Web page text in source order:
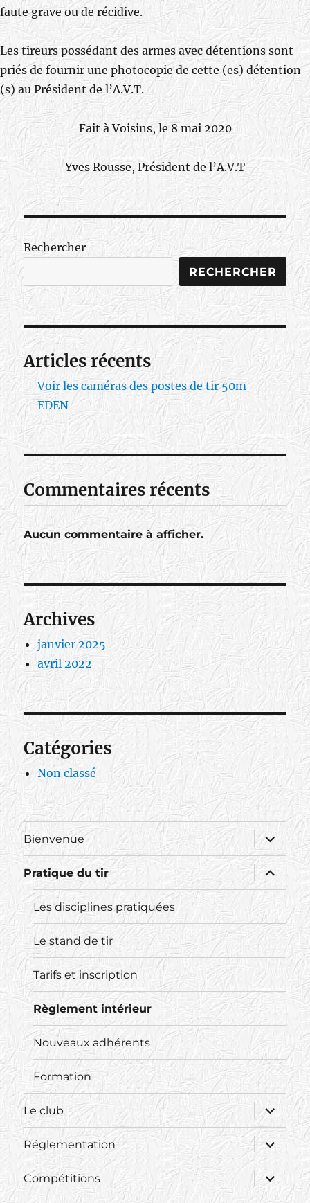
faute grave ou de récidive.
Les tireurs possédant des armes avec détentions sont
priés de fournir une photocopie de cette (es) détention
(s) au Président de l’A.V.T.
Fait à Voisins, le 8 mai 2020
Yves Rousse, Président de l’A.V.T
Rechercher
RECHERCHER
Articles récents
Voir les caméras des postes de tir 50m
EDEN
Commentaires récents
Aucun commentaire à afficher.
Archives
janvier 2025
avril 2022
Catégories
Non classé
Bienvenue
ouvrir
le
sous-
menu
Pratique du tir
ouvrir
le
sous-
menu
Les disciplines pratiquées
Le stand de tir
Tarifs et inscription
Règlement intérieur
Nouveaux adhérents
Formation
Le club
ouvrir
le
sous-
menu
Réglementation
ouvrir
le
sous-
menu
Compétitions
ouvrir
le
sous-